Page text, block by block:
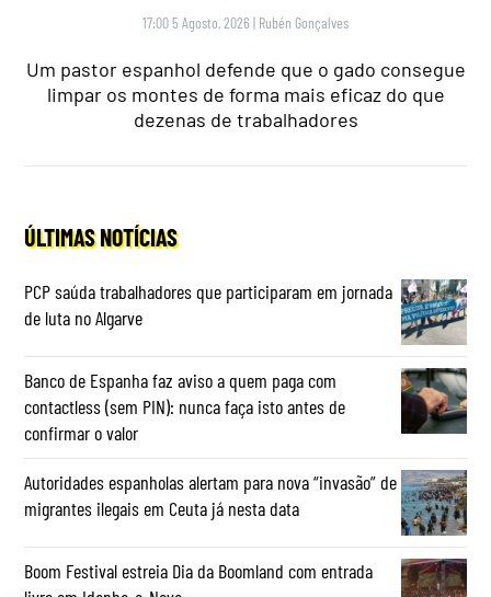
17:00 5 Agosto, 2026 | Rubén Gonçalves
Um pastor espanhol defende que o gado consegue
limpar os montes de forma mais eficaz do que
dezenas de trabalhadores
ÚLTIMAS NOTÍCIAS
PCP saúda trabalhadores que participaram em jornada
de luta no Algarve
Banco de Espanha faz aviso a quem paga com
contactless (sem PIN): nunca faça isto antes de
confirmar o valor
Autoridades espanholas alertam para nova “invasão” de
migrantes ilegais em Ceuta já nesta data
Boom Festival estreia Dia da Boomland com entrada